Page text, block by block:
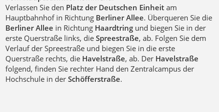
Verlassen Sie den Platz der Deutschen Einheit am
Hauptbahnhof in Richtung Berliner Allee. Überqueren Sie die
Berliner Allee in Richtung Haardtring und biegen Sie in der
erste Querstraße links, dieSpreestraße, ab. Folgen Sie dem
Verlauf der Spreestraße und biegen Sie in die erste
Querstraße rechts, die Havelstraße, ab. Der Havelstraße
folgend, finden Sie rechter Hand den Zentralcampus der
Hochschule in derSchöfferstraße.